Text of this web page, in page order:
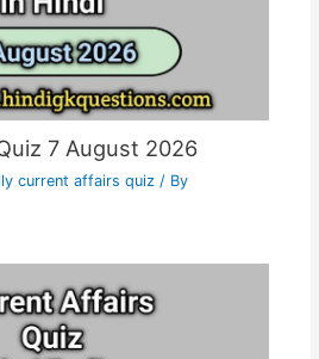
7 August 2026
current affairs quiz/ By